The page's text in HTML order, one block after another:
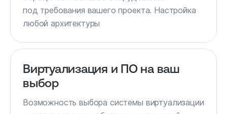
под требования вашего проекта. Настройка
любой архитектуры
Виртуализация и ПО на ваш
выбор
Возможность выбора системы виртуализации